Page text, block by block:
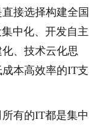
接选择构建全国
中化、开发自主
、技术云化思
本高效率的IT支
有的IT都是集中